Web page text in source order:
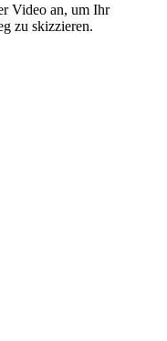
Video an, um Ihr
zu skizzieren.